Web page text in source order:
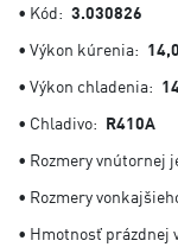
• Kód: 3.030826
• Výkon kúrenia:
• Výkon chladenia:
• Chladivo: R410A
• Rozmery vnútornej
• Rozmery
• Hmotnosť prázdnej